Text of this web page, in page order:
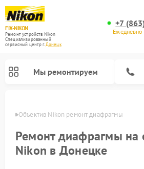
FIX-NIKON
Ремонт устройств Nikon
Специализированный
cервисный центр г.Донецк
+7
Мы ремонтируем
Объектив Nikon ремонт диафрагмы
Ремонт диафрагмы на
Nikon в Донецке